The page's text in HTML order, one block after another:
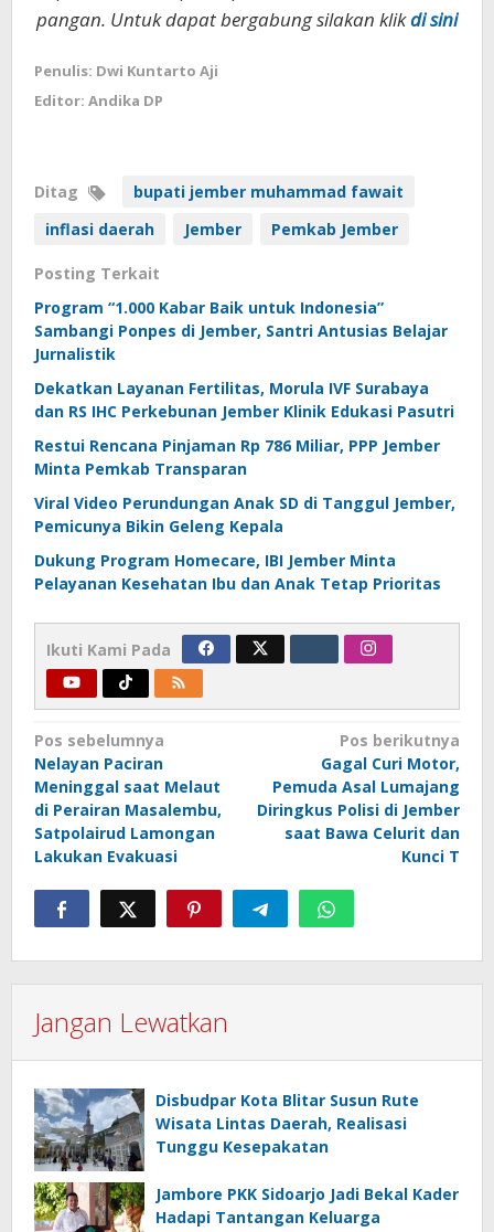
pangan. Untuk dapat bergabung silakan klikdi sini
Penulis: Dwi Kuntarto Aji
Editor: Andika DP
Ditag
bupati jember muhammad fawait
inflasi daerah
Jember Pemkab Jember
Posting Terkait
Program “1.000 Kabar Baik untuk Indonesia”
Sambangi Ponpes di Jember, Santri Antusias Belajar
Jurnalistik
Dekatkan Layanan Fertilitas, Morula IVF Surabaya
dan RS IHC Perkebunan Jember Klinik Edukasi Pasutri
Restui Rencana Pinjaman Rp 786 Miliar, PPP Jember
Minta Pemkab Transparan
Viral Video Perundungan Anak SD di Tanggul Jember,
Pemicunya Bikin Geleng Kepala
Dukung Program Homecare, IBI Jember Minta
Pelayanan Kesehatan Ibu dan Anak Tetap Prioritas
Ikuti Kami Pada
Navigasi
pos
Pos sebelumnya
Nelayan Paciran
Meninggal saat Melaut
di Perairan Masalembu,
Satpolairud Lamongan
Lakukan Evakuasi
Pos berikutnya
Gagal Curi Motor,
Pemuda Asal Lumajang
Diringkus Polisi di Jember
saat Bawa Celurit dan
Kunci T
Jangan Lewatkan
Disbudpar Kota Blitar Susun Rute
Wisata Lintas Daerah, Realisasi
Tunggu Kesepakatan
Jambore PKK Sidoarjo Jadi Bekal Kader
Hadapi Tantangan Keluarga